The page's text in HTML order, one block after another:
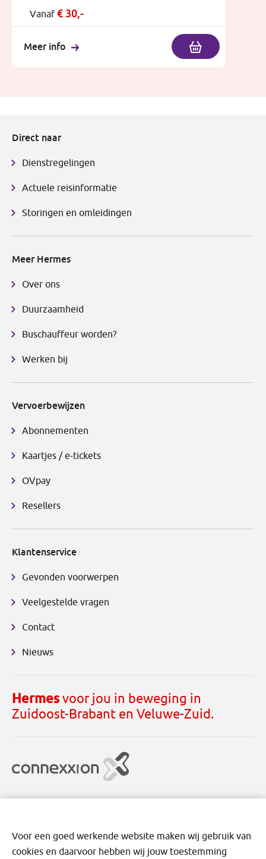
Vanaf € 30,-
Meer info
Direct naar
Dienstregelingen
Actuele reisinformatie
Storingen en omleidingen
Meer Hermes
Over ons
Duurzaamheid
Buschauffeur worden?
Werken bij
Vervoerbewijzen
Abonnementen
Kaartjes / e-tickets
OVpay
Resellers
Klantenservice
Gevonden voorwerpen
Veelgestelde vragen
Contact
Nieuws
Hermesvoor jou in beweging in
Zuidoost-Brabant en Veluwe-Zuid.
Voor een goed werkende website maken wij gebruik van
cookies en daarvoor hebben wij jouw toestemming